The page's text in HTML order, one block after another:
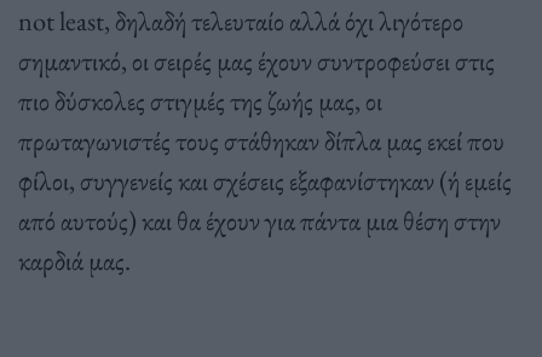
not least, δηλαδή τελευταίο αλλά όχι λιγότερο
σημαντικό, οι σειρές μας έχουν συντροφεύσει στις
πιο δύσκολες στιγμές της ζωής μας, οι
πρωταγωνιστές τους στάθηκαν δίπλα μας εκεί που
φίλοι, συγγενείς και σχέσεις εξαφανίστηκαν (ή εμείς
από αυτούς) και θα έχουν για πάντα μια θέση στην
καρδιά μας.